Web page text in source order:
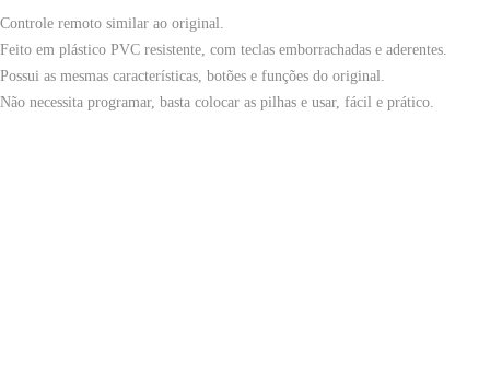
Controle remoto similar ao original.
Feito em plástico PVC resistente, com teclas emborrachadas e aderentes.
Possui as mesmas características, botões e funções do original.
Não necessita programar, basta colocar as pilhas e usar, fácil e prático.